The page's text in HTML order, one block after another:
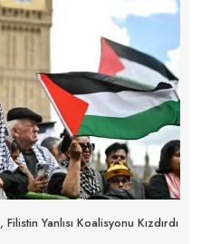
Yanlısı Koalisyonu Kızdırdı